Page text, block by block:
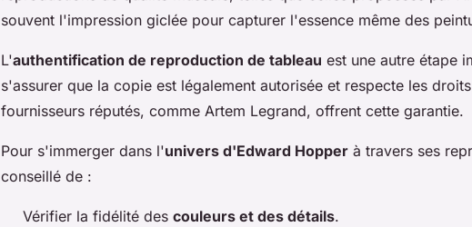
souvent l'impression giclée pour capturer l'essence même des
L'authentification de reproduction de tableau est une autre étape
s'assurer que la copie est légalement autorisée et respecte les
fournisseurs réputés, comme Artem Legrand, offrent cette garantie.
Pour s'immerger dans l'univers d'Edward Hopper à travers ses
conseillé de :
Vérifier la fidélité des couleurs et des détails.